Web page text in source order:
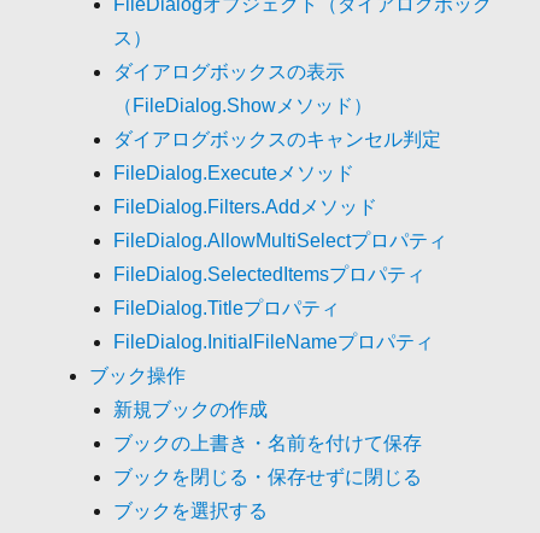
FileDialogオブジェクト（ダイアログボック
ス）
ダイアログボックスの表示
（FileDialog.Showメソッド）
ダイアログボックスのキャンセル判定
FileDialog.Executeメソッド
FileDialog.Filters.Addメソッド
FileDialog.AllowMultiSelectプロパティ
FileDialog.SelectedItemsプロパティ
FileDialog.Titleプロパティ
FileDialog.InitialFileNameプロパティ
ブック操作
新規ブックの作成
ブックの上書き・名前を付けて保存
ブックを閉じる・保存せずに閉じる
ブックを選択する